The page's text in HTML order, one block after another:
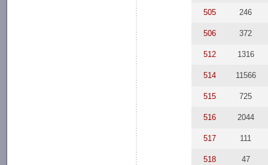
505 246
506 372
512 1316
514 11566
515 725
516 2044
517 111
518 47